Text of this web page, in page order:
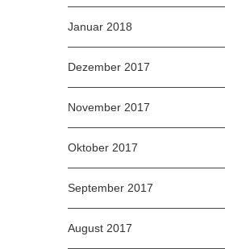
Januar 2018
Dezember 2017
November 2017
Oktober 2017
September 2017
August 2017